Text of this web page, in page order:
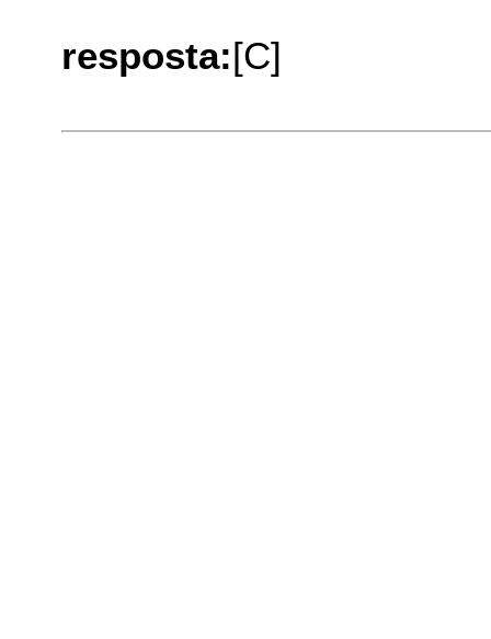
resposta:[C]